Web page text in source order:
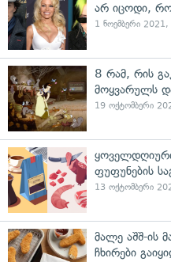
არ იცოდი,
1 ნოემბერი
8 რამ, რის
მოყვარულს
19 ოქტომბერი
ფუფუნების
13 ოქტომბერი
მალე აშშ-ის
ჩხირები